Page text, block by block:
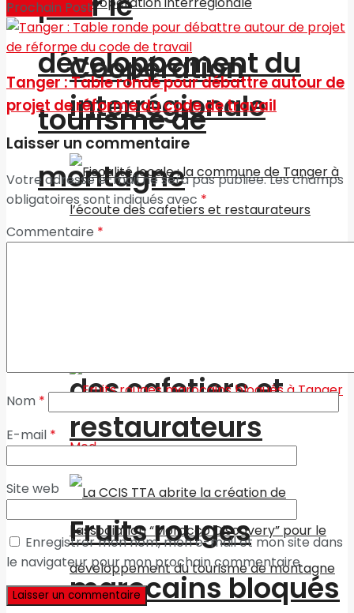
Coopération
interrégionale
des cafetiers et
restaurateurs
développement du
tourisme de
montagne
Fruits rouges
marocains bloqués
Prochain Post
Tanger : Table ronde pour débattre autour de
projet de réforme du code de travail
Laisser un commentaire
Votre adresse e-mail ne sera pas publiée.Les champs
obligatoires sont indiqués avec *
Commentaire *
Nom *
E-mail *
Site web
Enregistrer mon nom, mon e-mail et mon site dans
le navigateur pour mon prochain commentaire.